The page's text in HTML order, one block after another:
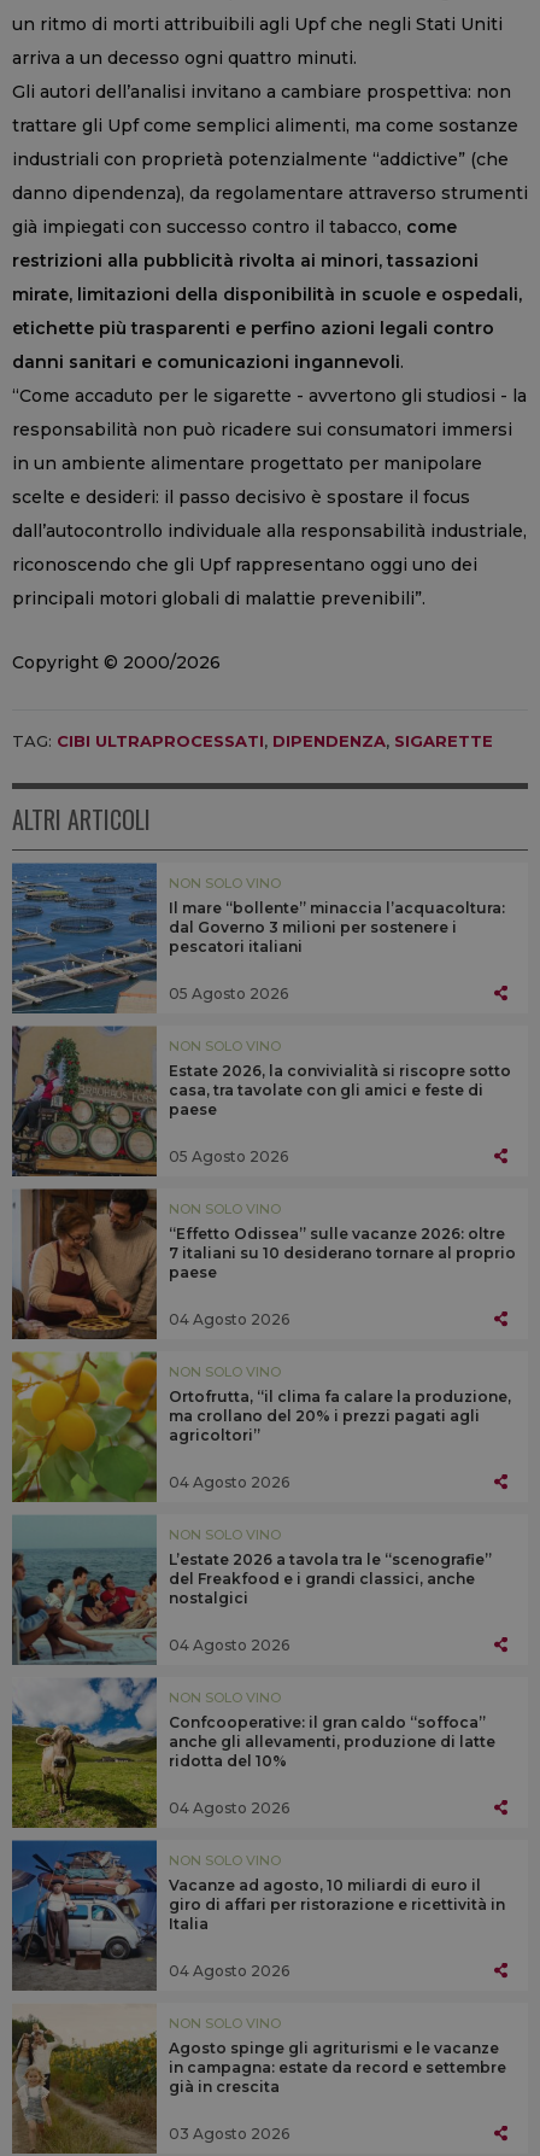
un ritmo di morti attribuibili agli Upf che negli Stati Uniti
arriva a un decesso ogni quattro minuti.
Gli autori dell’analisi invitano a cambiare prospettiva: non
trattare gli Upf come semplici alimenti, ma come sostanze
industriali con proprietà potenzialmente “addictive” (che
danno dipendenza), da regolamentare attraverso strumenti
già impiegati con successo contro il tabacco, come
restrizioni alla pubblicità rivolta ai minori, tassazioni
mirate, limitazioni della disponibilità in scuole e ospedali,
etichette più trasparenti e perfino azioni legali contro
danni sanitari e comunicazioni ingannevoli.
“Come accaduto per le sigarette - avvertono gli studiosi - la
responsabilità non può ricadere sui consumatori immersi
in un ambiente alimentare progettato per manipolare
scelte e desideri: il passo decisivo è spostare il focus
dall’autocontrollo individuale alla responsabilità industriale,
riconoscendo che gli Upf rappresentano oggi uno dei
principali motori globali di malattie prevenibili”.
Copyright © 2000/2026
TAG: CIBI ULTRAPROCESSATI, DIPENDENZA, SIGARETTE
ALTRI ARTICOLI
NON SOLO VINO
Il mare “bollente” minaccia l’acquacoltura:
dal Governo 3 milioni per sostenere i
pescatori italiani
05 Agosto 2026
NON SOLO VINO
Estate 2026, la convivialità si riscopre sotto
casa, tra tavolate con gli amici e feste di
paese
05 Agosto 2026
NON SOLO VINO
“Effetto Odissea” sulle vacanze 2026: oltre
7 italiani su 10 desiderano tornare al proprio
paese
04 Agosto 2026
NON SOLO VINO
Ortofrutta, “il clima fa calare la produzione,
ma crollano del 20% i prezzi pagati agli
agricoltori”
04 Agosto 2026
NON SOLO VINO
L’estate 2026 a tavola tra le “scenografie”
del Freakfood e i grandi classici, anche
nostalgici
04 Agosto 2026
NON SOLO VINO
Confcooperative: il gran caldo “soffoca”
anche gli allevamenti, produzione di latte
ridotta del 10%
04 Agosto 2026
NON SOLO VINO
Vacanze ad agosto, 10 miliardi di euro il
giro di affari per ristorazione e ricettività in
Italia
04 Agosto 2026
NON SOLO VINO
Agosto spinge gli agriturismi e le vacanze
in campagna: estate da record e settembre
già in crescita
03 Agosto 2026